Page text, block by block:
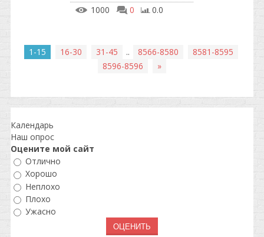
1000
0 0.0
1-15 16-30 31-45 .. 8566-8580
8581-8595
8596-8596
»
Календарь
Наш опрос
Оцените мой сайт
Отлично
Хорошо
Неплохо
Плохо
Ужасно